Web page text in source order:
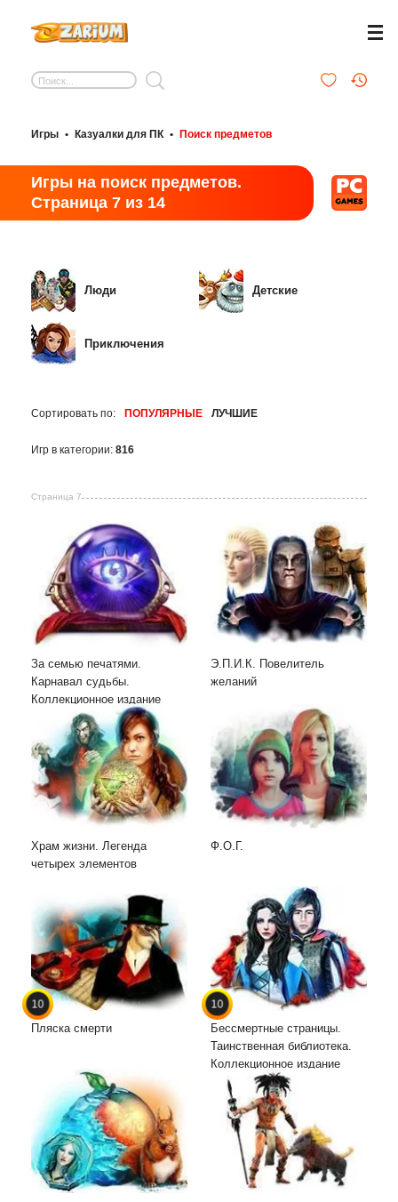
Игры • Казуалки для ПК • Поиск предметов
Игры на поиск предметов.
Страница 7 из 14
Люди Детские
Приключения
Сортировать по: ПОПУЛЯРНЫЕ ЛУЧШИЕ
Игр в категории: 816
Страница 7
За семью печатями.
Карнавал судьбы.
Коллекционное издание
Э.П.И.К. Повелитель
желаний
Храм жизни. Легенда
четырех элементов
Ф.О.Г.
10
Пляска смерти
10
Бессмертные страницы.
Таинственная библиотека.
Коллекционное издание